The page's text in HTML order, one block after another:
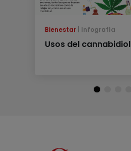
Bienestar Infografía
Usos del cannabidiol